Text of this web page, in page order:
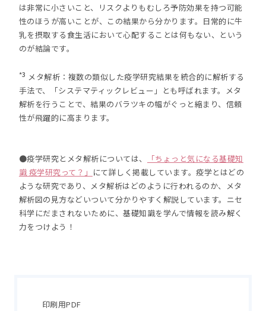
は非常に小さいこと、リスクよりもむしろ予防効果を持つ可能
性のほうが高いことが、この結果から分かります。日常的に牛
乳を摂取する食生活において心配することは何もない、という
のが結論です。
*3 メタ解析：複数の類似した疫学研究結果を統合的に解析する
手法で、「システマティックレビュー」とも呼ばれます。メタ
解析を行うことで、結果のバラツキの幅がぐっと縮まり、信頼
性が飛躍的に高まります。
●疫学研究とメタ解析については、
「ちょっと気になる基礎知
識 疫学研究って？」 にて詳しく掲載しています。疫学とはどの
ような研究であり、メタ解析はどのように行われるのか、メタ
解析図の見方などいついて分かりやすく解説しています。ニセ
科学にだまされないために、基礎知識を学んで情報を読み解く
力をつけよう！
印刷用PDF